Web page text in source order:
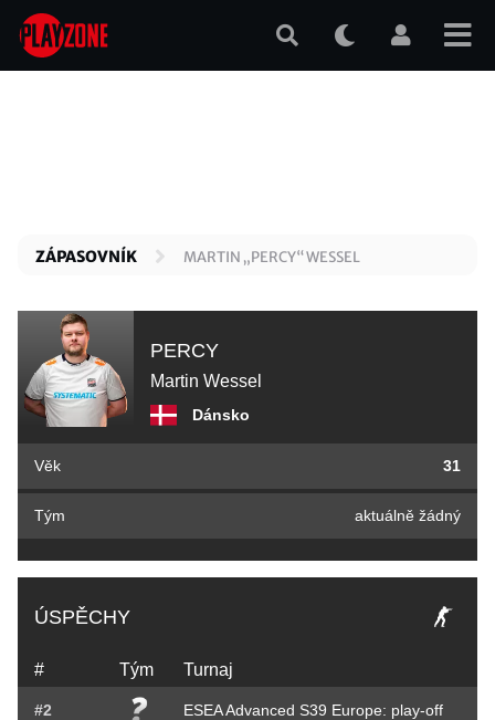
Přejít
hlavnímu
ZÁPASOVNÍK MARTIN „PERCY“ WESSEL
PERCY
Martin Wessel
Dánsko
Věk 31
Tým aktuálně žádný
ÚSPĚCHY
# Tým Turnaj
#2 ESEA Advanced S39 Europe: play-off